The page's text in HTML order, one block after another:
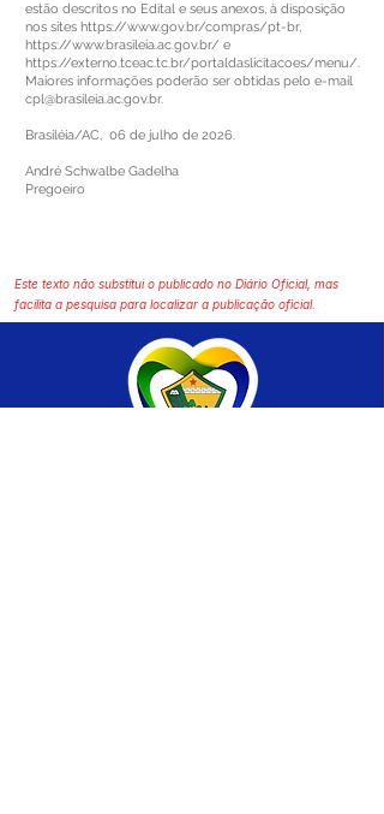
estão descritos no Edital e seus anexos, à disposição
nos sites https://www.gov.br/compras/pt-br,
https://www.brasileia.ac.gov.br/ e
https://externo.tceac.tc.br/portaldaslicitacoes/menu/.
Maiores informações poderão ser obtidas pelo e-mail
cpl@brasileia.ac.gov.br.
Brasiléia/AC, 06 de julho de 2026.
André Schwalbe Gadelha
Pregoeiro
Este texto não substitui o publicado no Diário Oficial, mas
facilita a pesquisa para localizar a publicação oficial.